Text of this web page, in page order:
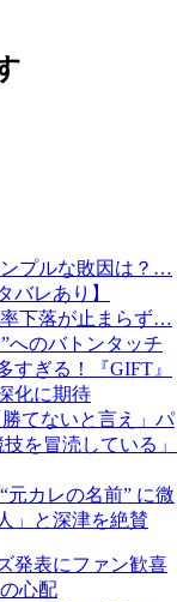
プルな敗因は？…
バレあり】
下落が止まらず…
へのバトンタッチ
すぎる！『GIFT』
化に期待
てないと言え」パ
を冒涜している」
カレの名前” に微
」と深津を絶賛
発表にファン歓喜
心配